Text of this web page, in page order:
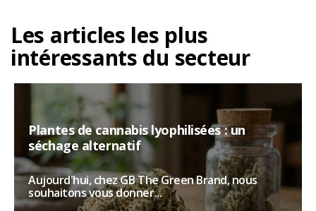
Les articles les plus
intéressants du secteur
Plantes de cannabis lyophilisées : un
séchage alternatif
Aujourd'hui, chez GB The Green Brand, nous
souhaitons vous donner...